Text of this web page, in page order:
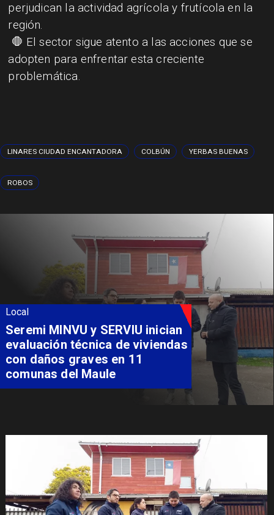
perjudican la actividad agrícola y frutícola en la
región.
🛑 El sector sigue atento a las acciones que se
adopten para enfrentar esta creciente
problemática.
LINARES CIUDAD ENCANTADORA COLBÚN YERBAS BUENAS
ROBOS
Local
Seremi MINVU y SERVIU inician
evaluación técnica de viviendas
con daños graves en 11
comunas del Maule